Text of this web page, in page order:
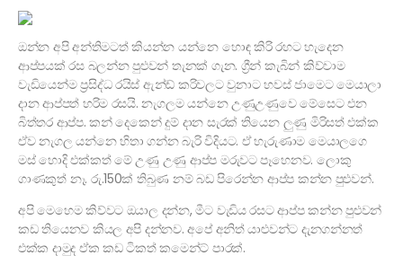
ඔන්න අපි අන්තිමටත් කියන්න යන්නෙ හොඳ කිරි රහට හැදෙන
ආප්පයක් රස බලන්න පුළුවන් තැනක් ගැන. ග්‍රීන් කැබින් කිව්වාම
වැඩියෙන්ම ප්‍රසිද්ධ රයිස් ඇන්ඩ් කරිවලට වුනාට හවස් ජාමෙට මෙයාලා
දාන ආප්පත් හරිම රසයි. නැගලම යන්නෙ උණුඋණුවෙ මේසෙට එන
බිත්තර ආප්ප. කන් දෙකෙන් දුම් දාන සැරක් තියෙන ලුණු මිරිසත් එක්ක
ඒව නැගල යන්නෙ හිතා ගන්න බැරි විදියට. ඒ හැරුණාම මෙයාලගෙ
මස් හොදි එක්කත් මේ උණු උණු ආප්ප මරුවට පෑහෙනව. ලොකු
ගාණකුත් නෑ. රු.150ක් තිබුණ නම් බඩ පිරෙන්න ආප්ප කන්න පුළුවන්.
අපි මෙහෙම කිව්වට ඔයාල දන්න, මීට වැඩිය රසට ආප්ප කන්න පුළුවන්
කඩ තියෙනව කියල අපි දන්නව. අපේ අනිත් යාළුවන්ට දැනගන්නත්
එක්ක දාමුද ඒක කඩ ටිකත් කමෙන්ට් පාරක්.